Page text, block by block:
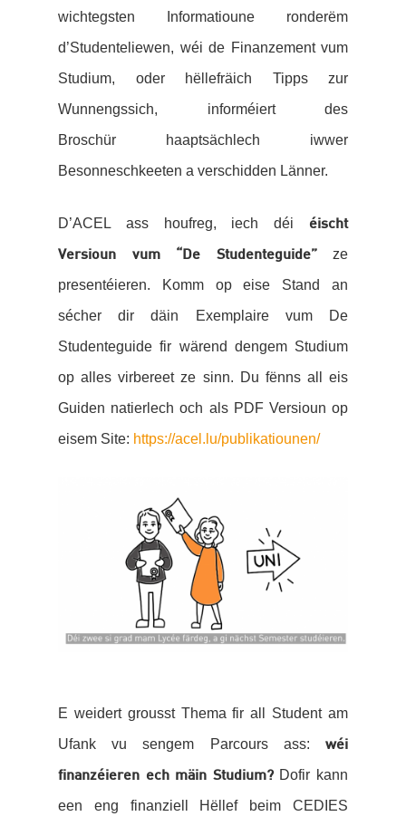
wichtegsten Informatioune ronderëm
d’Studenteliewen, wéi de Finanzement vum
Studium, oder hëllefräich Tipps zur
Wunnengssich, informéiert des
Broschür haaptsächlech iwwer
Besonneschkeeten a verschidden Länner.
D’ACEL ass houfreg, iech déi éischt
Versioun vum “De Studenteguide”ze
presentéieren. Komm op eise Stand an
sécher dir däin Exemplaire vum De
Studenteguide fir wärend dengem Studium
op alles virbereet ze sinn. Du fënns all eis
Guiden natierlech och als PDF Versioun op
eisem Site: https://acel.lu/publikatiounen/
E weidert grousst Thema fir all Student am
Ufank vu sengem Parcours ass: wéi
finanzéieren ech mäin Studium?Dofir kann
een eng finanziell Hëllef beim CEDIES